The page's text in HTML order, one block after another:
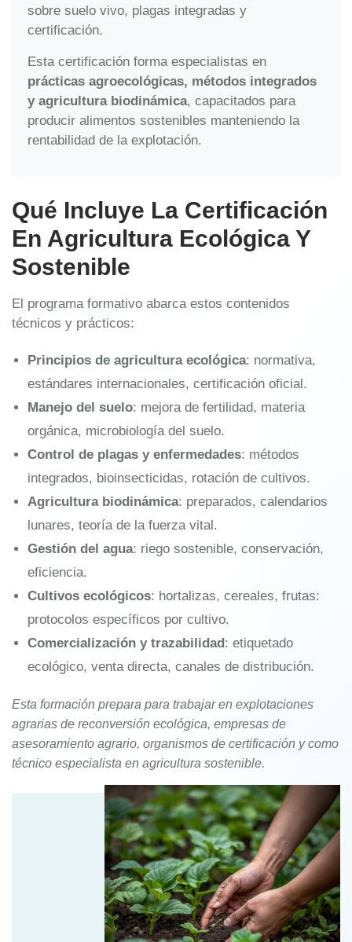
sobre suelo vivo, plagas integradas y
certificación.
Esta certificación forma especialistas en
prácticas agroecológicas, métodos integrados
y agricultura biodinámica, capacitados para
producir alimentos sostenibles manteniendo la
rentabilidad de la explotación.
Qué Incluye La Certificación
En Agricultura Ecológica Y
Sostenible
El programa formativo abarca estos contenidos
técnicos y prácticos:
Principios de agricultura ecológica: normativa,
estándares internacionales, certificación oficial.
Manejo del suelo: mejora de fertilidad, materia
orgánica, microbiología del suelo.
Control de plagas y enfermedades: métodos
integrados, bioinsecticidas, rotación de cultivos.
Agricultura biodinámica: preparados, calendarios
lunares, teoría de la fuerza vital.
Gestión del agua: riego sostenible, conservación,
eficiencia.
Cultivos ecológicos: hortalizas, cereales, frutas:
protocolos específicos por cultivo.
Comercialización y trazabilidad : etiquetado
ecológico, venta directa, canales de distribución.
Esta formación prepara para trabajar en explotaciones
agrarias de reconversión ecológica, empresas de
asesoramiento agrario, organismos de certificación y como
técnico especialista en agricultura sostenible.